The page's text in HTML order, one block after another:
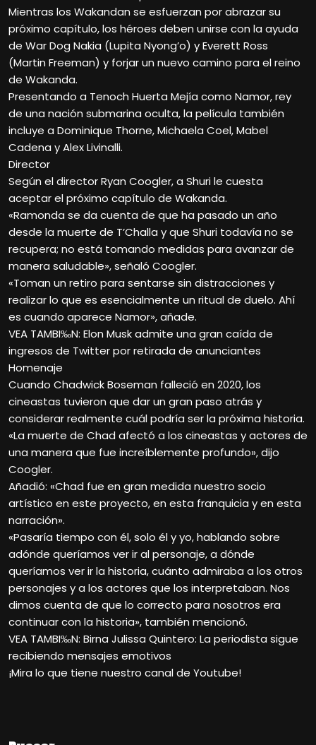
Mientras los Wakandan se esfuerzan por abrazar su
próximo capítulo, los héroes deben unirse con la ayuda
de War Dog Nakia (Lupita Nyong’o) y Everett Ross
(Martin Freeman) y forjar un nuevo camino para el reino
de Wakanda.
Presentando a Tenoch Huerta Mejía como Namor, rey
de una nación submarina oculta, la película también
incluye a Dominique Thorne, Michaela Coel, Mabel
Cadena y Alex Livinalli.
Director
Según el director Ryan Coogler, a Shuri le cuesta
aceptar el próximo capítulo de Wakanda.
«Ramonda se da cuenta de que ha pasado un año
desde la muerte de T’Challa y que Shuri todavía no se
recupera; no está tomando medidas para avanzar de
manera saludable», señaló Coogler.
«Toman un retiro para sentarse sin distracciones y
realizar lo que es esencialmente un ritual de duelo. Ahí
es cuando aparece Namor», añade.
VEA TAMBI‰N: Elon Musk admite una gran caída de
ingresos de Twitter por retirada de anunciantes
Homenaje
Cuando Chadwick Boseman falleció en 2020, los
cineastas tuvieron que dar un gran paso atrás y
considerar realmente cuál podría ser la próxima historia.
«La muerte de Chad afectó a los cineastas y actores de
una manera que fue increíblemente profundo», dijo
Coogler.
Añadió: «Chad fue en gran medida nuestro socio
artístico en este proyecto, en esta franquicia y en esta
narración».
«Pasaría tiempo con él, solo él y yo, hablando sobre
adónde queríamos ver ir al personaje, a dónde
queríamos ver ir la historia, cuánto admiraba a los otros
personajes y a los actores que los interpretaban. Nos
dimos cuenta de que lo correcto para nosotros era
continuar con la historia», también mencionó.
VEA TAMBI‰N: Birna Julissa Quintero: La periodista sigue
recibiendo mensajes emotivos
¡Mira lo que tiene nuestro canal de Youtube!